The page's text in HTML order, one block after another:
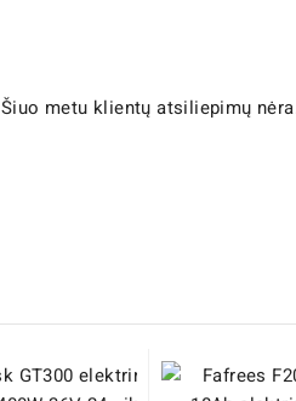
Šiuo metu klientų atsiliepimų